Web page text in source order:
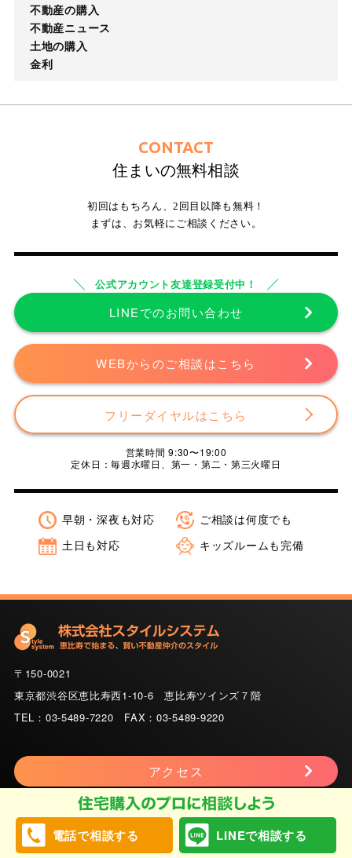
不動産の購入
不動産ニュース
土地の購入
金利
CONTACT
住まいの無料相談
初回はもちろん、2回目以降も無料！
まずは、お気軽にご相談ください。
公式アカウント友達登録受付中！
LINEでのお問い合わせ
WEBからのご相談はこちら
フリーダイヤルはこちら
営業時間 9:30〜19:00
定休日：毎週水曜日、第一・第二・第三火曜日
早朝・深夜も対応 ご相談は何度でも
土日も対応 キッズルームも完備
電話で相談する LINEで相談する
〒150-0021
東京都渋谷区恵比寿西1-10-6 恵比寿ツインズ７階
TEL：03-5489-7220 FAX：03-5489-9220
アクセス
Copyright © 2020 株式会社スタイルシステム All Rights Reserved.